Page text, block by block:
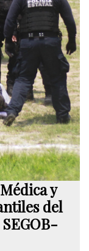
y
del